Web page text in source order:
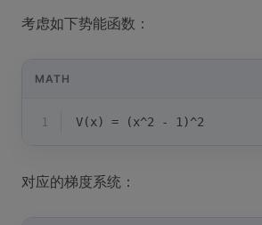
考虑如下势能函数：
MATH
1 V(x) = (x^2 - 1)^2
对应的梯度系统：